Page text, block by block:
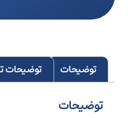
توضیحات توضیحات
توضیحات